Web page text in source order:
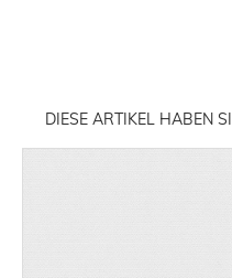
DIESE ARTIKEL HABEN